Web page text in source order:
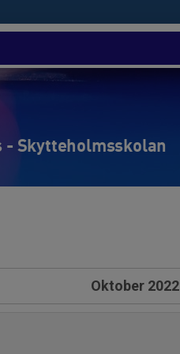
Skytteholmsskolan
Oktober 2022